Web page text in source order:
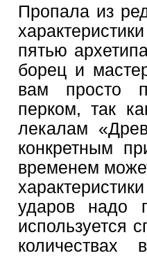
Пропала из
пятью
борец и
вам просто
перком, так
лекалам
конкретным
временем
ударов надо
используется
количествах